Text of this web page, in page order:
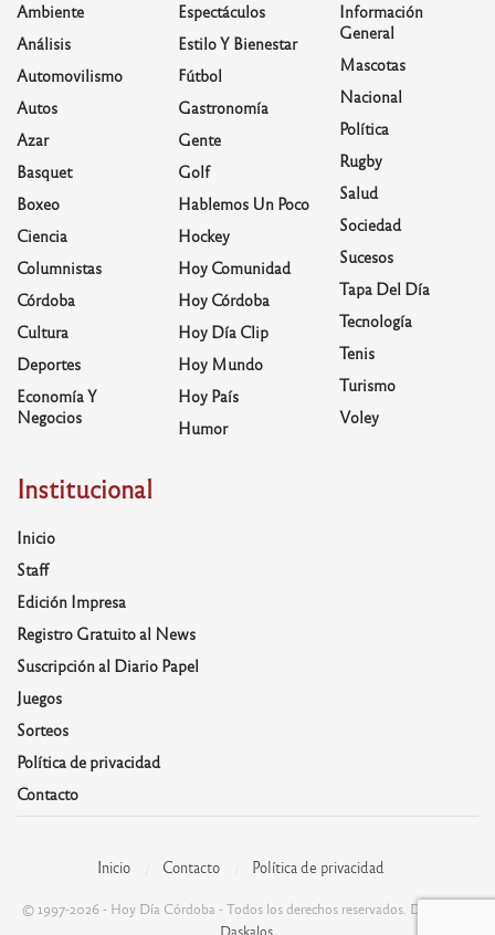
Ambiente
Análisis
Automovilismo
Autos
Azar
Basquet
Boxeo
Ciencia
Columnistas
Córdoba
Cultura
Deportes
Economía Y
Negocios
Espectáculos
Estilo Y Bienestar
Fútbol
Gastronomía
Gente
Golf
Hablemos Un Poco
Hockey
Hoy Comunidad
Hoy Córdoba
Hoy Día Clip
Hoy Mundo
Hoy País
Humor
Información
General
Mascotas
Nacional
Política
Rugby
Salud
Sociedad
Sucesos
Tapa Del Día
Tecnología
Tenis
Turismo
Voley
Institucional
Inicio
Staff
Edición Impresa
Registro Gratuito al News
Suscripción al Diario Papel
Juegos
Sorteos
Política de privacidad
Contacto
Inicio Contacto Política de privacidad
© 1997-2026 - Hoy Día Córdoba - Todos los derechos reservados. Desarrolla:
Daskalos.